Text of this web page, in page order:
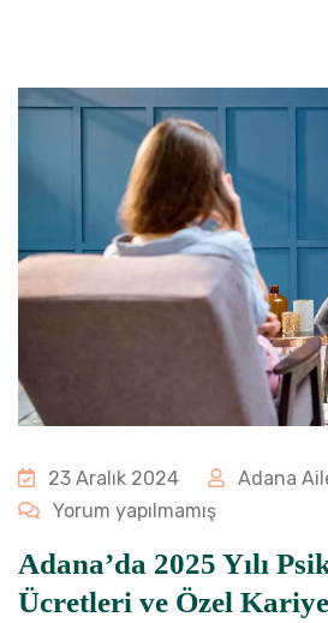
23 Aralık 2024
Adana
Yorum yapılmamış
Adana’da 2025 Yılı
Ücretleri ve Özel